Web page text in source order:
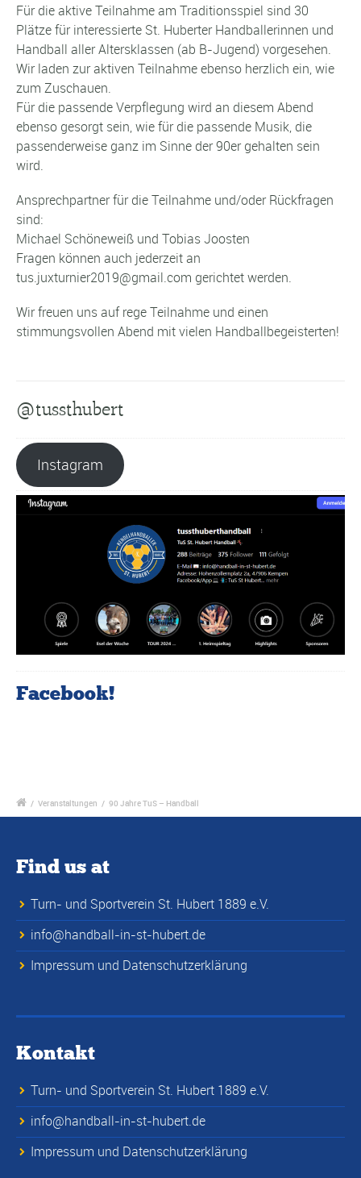
Für die aktive Teilnahme am Traditionsspiel sind 30
Plätze für interessierte St. Huberter Handballerinnen und
Handball aller Altersklassen (ab B-Jugend) vorgesehen.
Wir laden zur aktiven Teilnahme ebenso herzlich ein, wie
zum Zuschauen.
Für die passende Verpflegung wird an diesem Abend
ebenso gesorgt sein, wie für die passende Musik, die
passenderweise ganz im Sinne der 90er gehalten sein
wird.
Ansprechpartner für die Teilnahme und/oder Rückfragen
sind:
Michael Schöneweiß und Tobias Joosten
Fragen können auch jederzeit an
tus.juxturnier2019@gmail.com gerichtet werden.
Wir freuen uns auf rege Teilnahme und einen
stimmungsvollen Abend mit vielen Handballbegeisterten!
@tussthubert
Instagram
Facebook!
/ Veranstaltungen / 90 Jahre TuS – Handball
Find us at
Turn- und Sportverein St. Hubert 1889 e.V.
info@handball-in-st-hubert.de
Impressum und Datenschutzerklärung
Kontakt
Turn- und Sportverein St. Hubert 1889 e.V.
info@handball-in-st-hubert.de
Impressum und Datenschutzerklärung